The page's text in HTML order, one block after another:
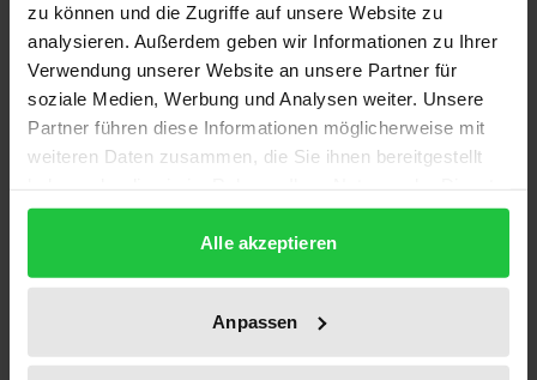
zu können und die Zugriffe auf unsere Website zu
analysieren. Außerdem geben wir Informationen zu Ihrer
Verwendung unserer Website an unsere Partner für
soziale Medien, Werbung und Analysen weiter. Unsere
Partner führen diese Informationen möglicherweise mit
weiteren Daten zusammen, die Sie ihnen bereitgestellt
gesammelt haben.
Alle akzeptieren
Anpassen
Das deutsche Kartellrecht nach der 8.
GWB-Novelle
Der Preis dieses Titels richtet sich nach der
Nomos, 1. Auflage 2013
89,00 €
In den Warenkorb